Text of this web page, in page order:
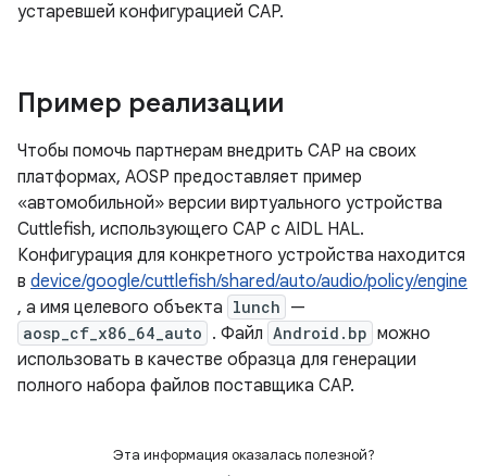
устаревшей конфигурацией CAP.
Пример реализации
Чтобы помочь партнерам внедрить CAP на своих
платформах, AOSP предоставляет пример
«автомобильной» версии виртуального устройства
Cuttlefish, использующего CAP с AIDL HAL.
Конфигурация для конкретного устройства находится
в device/google/cuttlefish/shared/auto/audio/policy/engine
, а имя целевого объекта lunch —
aosp_cf_x86_64_auto . Файл Android.bp можно
использовать в качестве образца для генерации
полного набора файлов поставщика CAP.
Эта информация оказалась полезной?